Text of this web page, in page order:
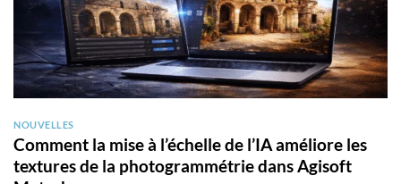
NOUVELLES
Comment la mise à l’échelle de l’IA améliore les
textures de la photogrammétrie dans Agisoft